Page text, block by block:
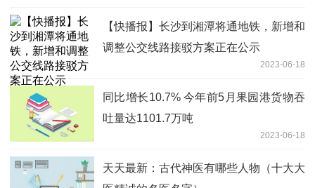
【快播报】长沙到湘潭将通地铁，新增和
调整公交线路接驳方案正在公示
2023-06-18
同比增长10.7% 今年前5月果园港货物吞
吐量达1101.7万吨
2023-06-18
天天最新：古代神医有哪些人物（十大大